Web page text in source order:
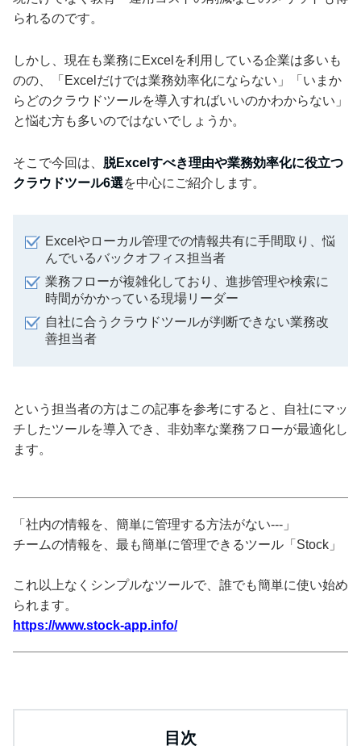
られるのです。
しかし、現在も業務にExcelを利用している企業は多いも
のの、「Excelだけでは業務効率化にならない」「いまか
らどのクラウドツールを導入すればいいのかわからない」
と悩む方も多いのではないでしょうか。
そこで今回は、 脱Excelすべき理由や業務効率化に役立つ
クラウドツール6選を中心にご紹介します。
Excelやローカル管理での情報共有に手間取り、悩
んでいるバックオフィス担当者
業務フローが複雑化しており、進捗管理や検索に
時間がかかっている現場リーダー
自社に合うクラウドツールが判断できない業務改
善担当者
という担当者の方はこの記事を参考にすると、自社にマッ
チしたツールを導入でき、非効率な業務フローが最適化し
ます。
「社内の情報を、簡単に管理する方法がない---」
チームの情報を、最も簡単に管理できるツール「Stock」
これ以上なくシンプルなツールで、誰でも簡単に使い始め
られます。
https://www.stock-app.info/
目次